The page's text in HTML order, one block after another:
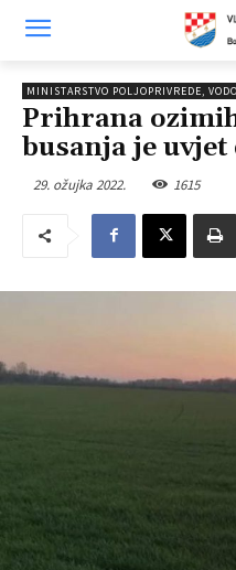
MINISTARSTVO POLJOPRIVREDE,
Prihrana
busanja je
29. ožujka 2022. 1615